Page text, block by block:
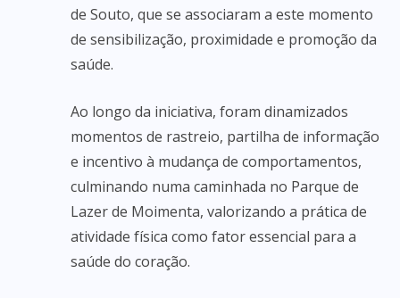
de Souto, que se associaram a este momento
de sensibilização, proximidade e promoção da
saúde.
Ao longo da iniciativa, foram dinamizados
momentos de rastreio, partilha de informação
e incentivo à mudança de comportamentos,
culminando numa caminhada no Parque de
Lazer de Moimenta, valorizando a prática de
atividade física como fator essencial para a
saúde do coração.